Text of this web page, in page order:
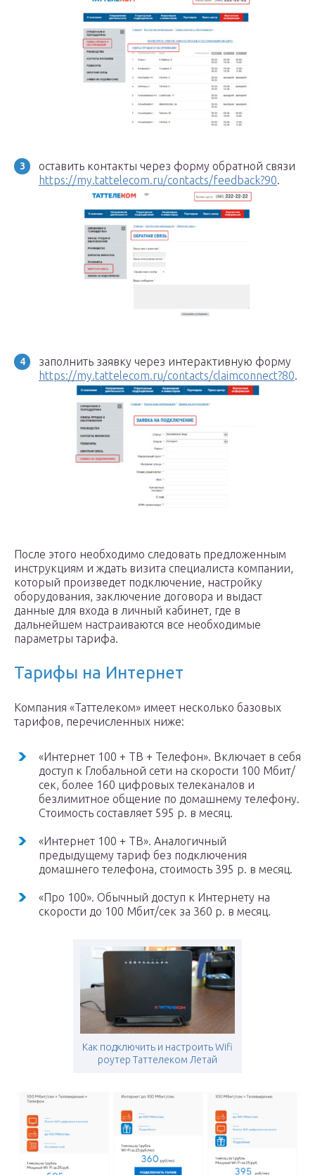
оставить контакты через форму обратной связи
https://my.tattelecom.ru/contacts/feedback?90.
заполнить заявку через интерактивную форму
https://my.tattelecom.ru/contacts/claimconnect?80.
После этого необходимо следовать предложенным
инструкциям и ждать визита специалиста компании,
который произведет подключение, настройку
оборудования, заключение договора и выдаст
данные для входа в личный кабинет, где в
дальнейшем настраиваются все необходимые
параметры тарифа.
Тарифы на Интернет
Компания «Таттелеком» имеет несколько базовых
тарифов, перечисленных ниже:
«Интернет 100 + ТВ + Телефон». Включает в себя
доступ к Глобальной сети на скорости 100 Мбит/
сек, более 160 цифровых телеканалов и
безлимитное общение по домашнему телефону.
Стоимость составляет 595 р. в месяц.
«Интернет 100 + ТВ». Аналогичный
предыдущему тариф без подключения
домашнего телефона, стоимость 395 р. в месяц.
«Про 100». Обычный доступ к Интернету на
скорости до 100 Мбит/сек за 360 р. в месяц.
Как подключить и настроить Wifi
роутер Таттелеком Летай